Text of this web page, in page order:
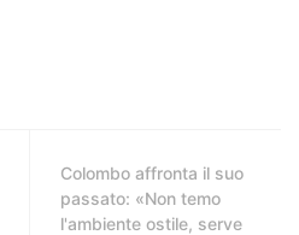
Colombo affronta il suo
passato: «Non temo
l'ambiente ostile, serve